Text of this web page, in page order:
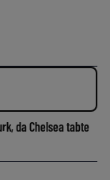
da Chelsea tabte